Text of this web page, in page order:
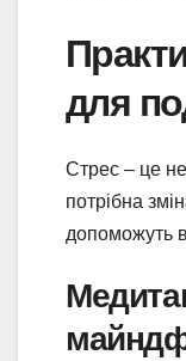
для
Стрес – це
потрібна
допоможуть